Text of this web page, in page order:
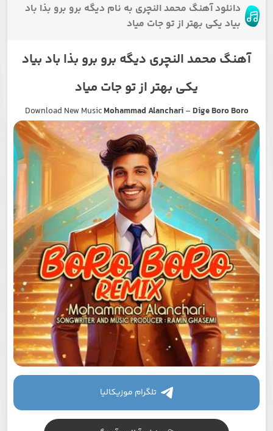
دانلود آهنگ محمد النچری به نام دیگه برو برو بذا باد
بیاد یکی بهتر از تو جات میاد
آهنگ محمد النچری دیگه برو برو بذا باد بیاد
یکی بهتر از تو جات میاد
Download New MusicMohammad Alanchari– Dige Boro Boro
تلگرام موزیکالیا